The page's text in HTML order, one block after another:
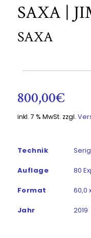
SAXA |
SAXA
800,00€
inkl. 7 % MwSt. zzgl.
Technik
Auflage 80
Format 60,0
Jahr 2019